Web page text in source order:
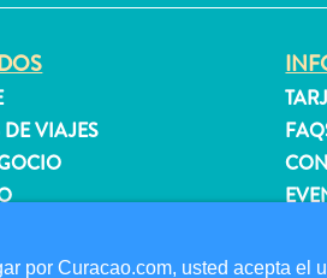
VIAJES
por Curacao.com, usted acepta el